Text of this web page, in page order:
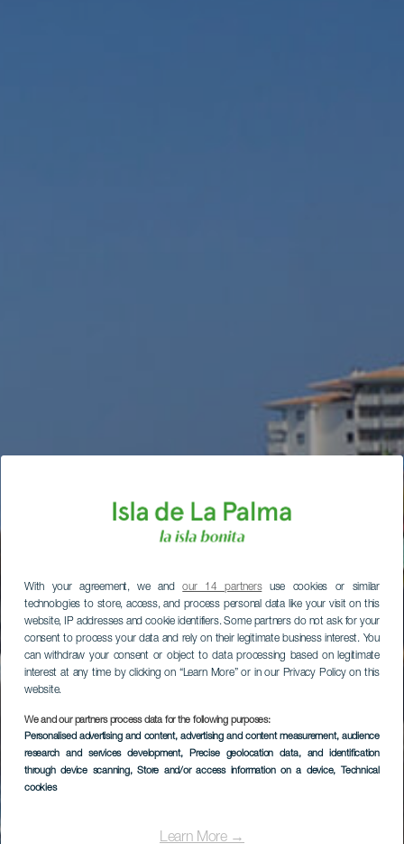
With your agreement, we andour 14 partnersuse cookies or similar
technologies to store, access, and process personal data like your visit on this
website, IP addresses and cookie identifiers. Some partners do not ask for your
consent to process your data and rely on their legitimate business interest. You
can withdraw your consent or object to data processing based on legitimate
interest at any time by clicking on “Learn More” or in our Privacy Policy on this
website.
We and our partners process data for the following purposes:
Personalised advertising and content, advertising and content measurement, audience
research and services development, Precise geolocation data, and identification
through device scanning, Store and/or access information on a device, Technical
cookies
Learn More →